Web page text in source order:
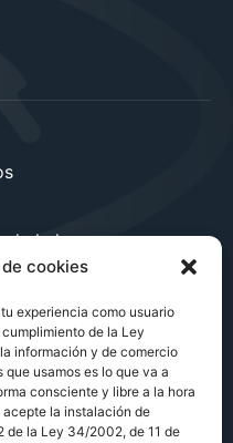
cookies
experiencia como usuario
de la Ley
información y de comercio
usamos es lo que va a
consciente y libre a la hora
la instalación de
de la Ley 34/2002, de 11 de
de la luz